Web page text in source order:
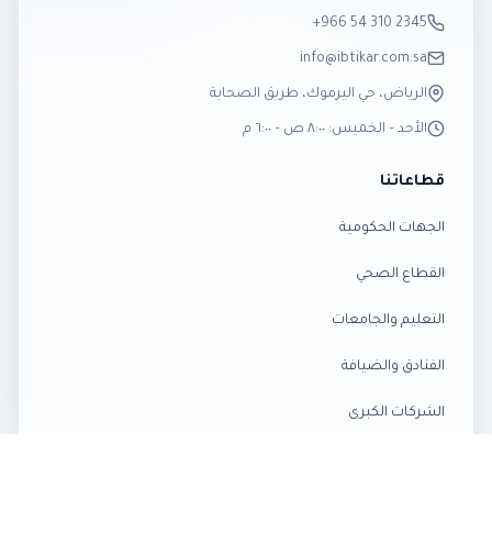
‎+966 54 310 2345
info@ibtikar.com.sa
الرياض، حي اليرموك، طريق الصحابة
الأحد – الخميس: ٨:٠٠ ص – ٦:٠٠ م
قطاعاتنا
الجهات الحكومية
القطاع الصحي
التعليم والجامعات
الفنادق والضيافة
الشركات الكبرى
عميل اشترى للتو
7 ساعات مضت · Jeddah